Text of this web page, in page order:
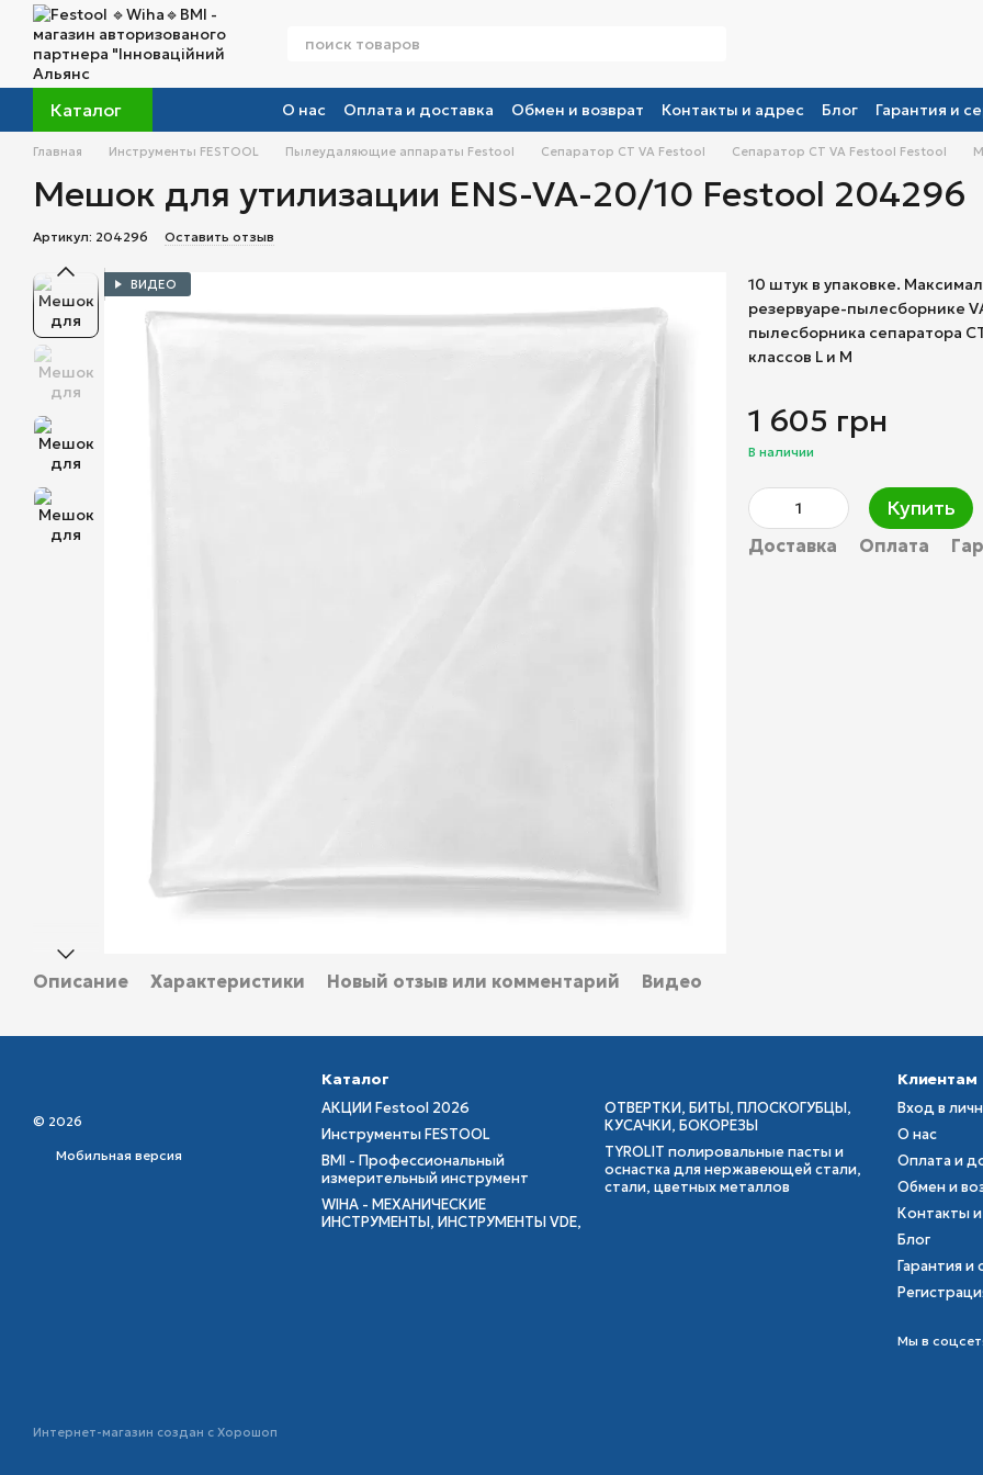
Перейти к основному контенту
Каталог О нас Оплата и доставка Обмен и возврат Контакты и адрес Блог Гарантия и
Главная Инструменты FESTOOL Пылеудаляющие аппараты Festool Сепаратор СT VA Festool Сепаратор СT VA Festool Festool
Мешок для утилизации ENS-VA-20/10 Festool 204296
Артикул: 204296 Оставить отзыв
ВИДЕО
10 штук в упаковке.
резервуаре-пылесборнике
пылесборника сепаратора
классов L и M
1 605 грн
В наличии
Купить
Доставка Оплата
Описание Характеристики Новый отзыв или комментарий Видео
© 2026
Мобильная версия
Интернет-магазин создан с Хорошоп
Каталог
АКЦИИ Festool 2026
Инструменты FESTOOL
BMI - Профессиональный
измерительный инструмент
WIHA - МЕХАНИЧЕСКИЕ
ИНСТРУМЕНТЫ, ИНСТРУМЕНТЫ VDE,
ОТВЕРТКИ, БИТЫ, ПЛОСКОГУБЦЫ,
КУСАЧКИ, БОКОРЕЗЫ
TYROLIT полировальные пасты и
оснастка для нержавеющей стали,
стали, цветных металлов
Клиентам
Вход в
О нас
Оплата и
Обмен и
Контакты
Блог
Гарантия и
Мы в